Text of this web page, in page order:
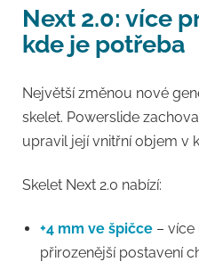
Next 2.0: více
kde je potřeba
Největší změnou nové
skelet. Powerslide
upravil její vnitřní objem v
Skelet Next 2.0 nabízí:
+4 mm ve špičce –
přirozenější postavení